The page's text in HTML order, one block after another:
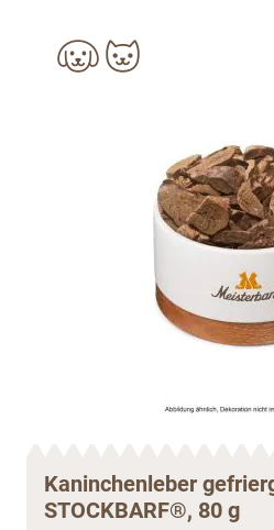
Kaninchenleber
STOCKBARF®, 80 g